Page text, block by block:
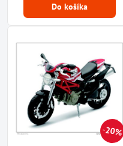
Do košíka
20%